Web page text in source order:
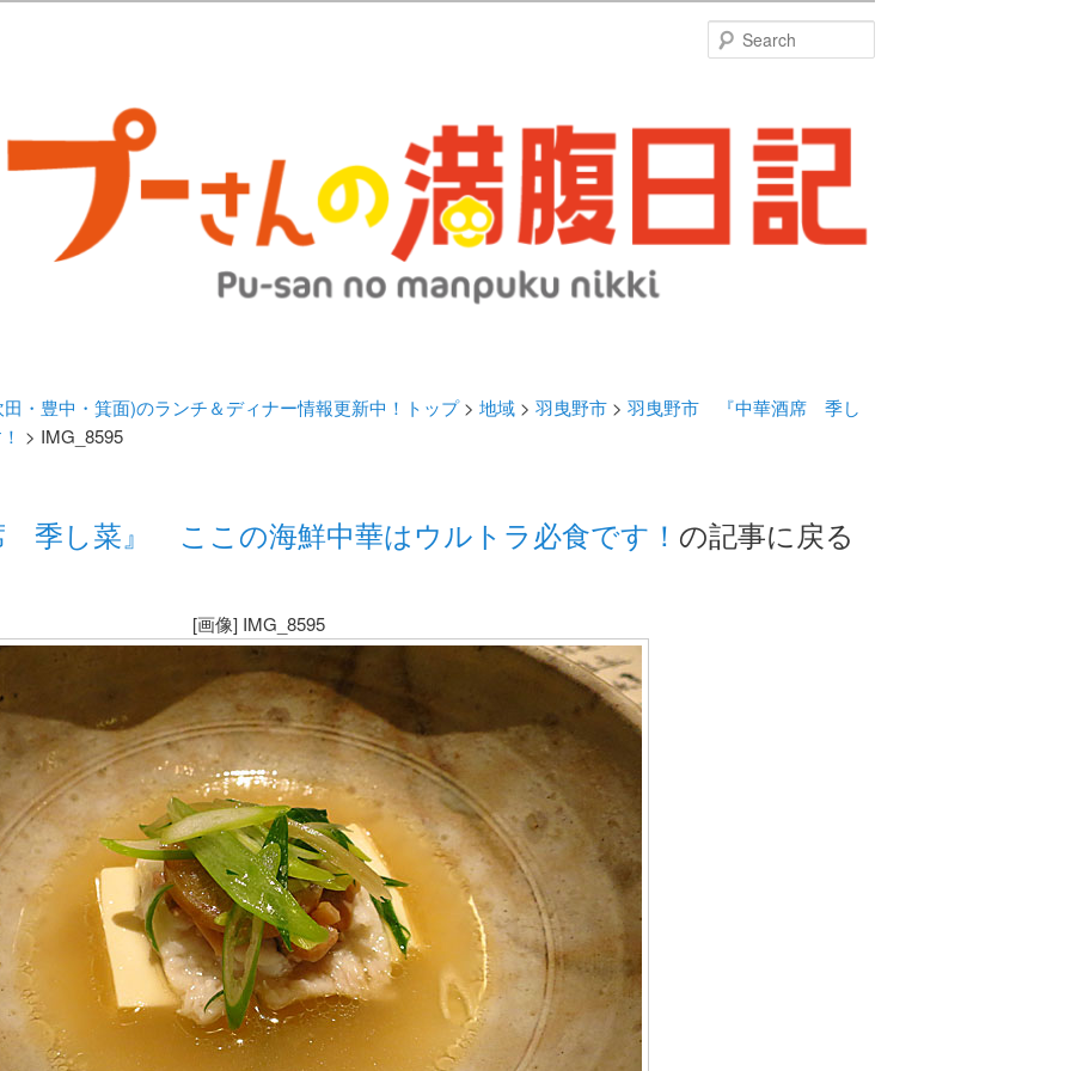
ンチ＆ディナー情報更新中！
・豊中・箕面)のランチ＆ディナー情報更新中！トップ> 地域> 羽曳野市> 羽曳野市 『中華酒席 季し
> IMG_8595
し菜』 ここの海鮮中華はウルトラ必食です！ の記事に戻る
[画像] IMG_8595